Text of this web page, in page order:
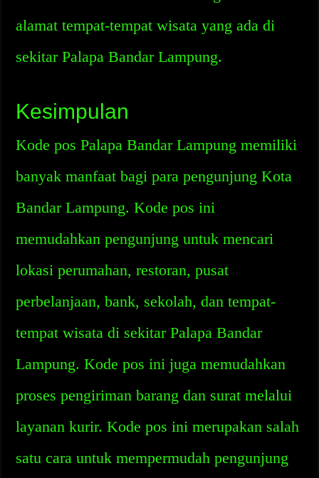
alamat tempat-tempat wisata yang ada di
sekitar Palapa Bandar Lampung.
Kesimpulan
Kode pos Palapa Bandar Lampung memiliki
banyak manfaat bagi para pengunjung Kota
Bandar Lampung. Kode pos ini
memudahkan pengunjung untuk mencari
lokasi perumahan, restoran, pusat
perbelanjaan, bank, sekolah, dan tempat-
tempat wisata di sekitar Palapa Bandar
Lampung. Kode pos ini juga memudahkan
proses pengiriman barang dan surat melalui
layanan kurir. Kode pos ini merupakan salah
satu cara untuk mempermudah pengunjung